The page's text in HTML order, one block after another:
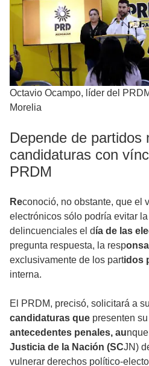
Octavio Ocampo, líder del
Morelia
Depende de partidos
candidaturas con
PRDM
Reconoció, no obstante, que el
electrónicos sólo podría evitar
delincuenciales el día de las
pregunta respuesta, la resp
exclusivamente de los partidos
interna.
El PRDM, precisó, solicitará a
candidaturas que presenten
antecedentes penales, au
Justicia de la Nación (SCJN)
vulnerar derechos político-